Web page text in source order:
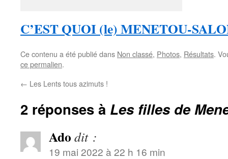
C’EST QUOI (le) MENETOU-
Ce contenu a été publié dans Non classé, Photos, Résultats.
ce permalien.
← Les Lents tous azimuts !
2 réponses à Les filles de
Ado dit :
19 mai 2022 à 22 h 16 min